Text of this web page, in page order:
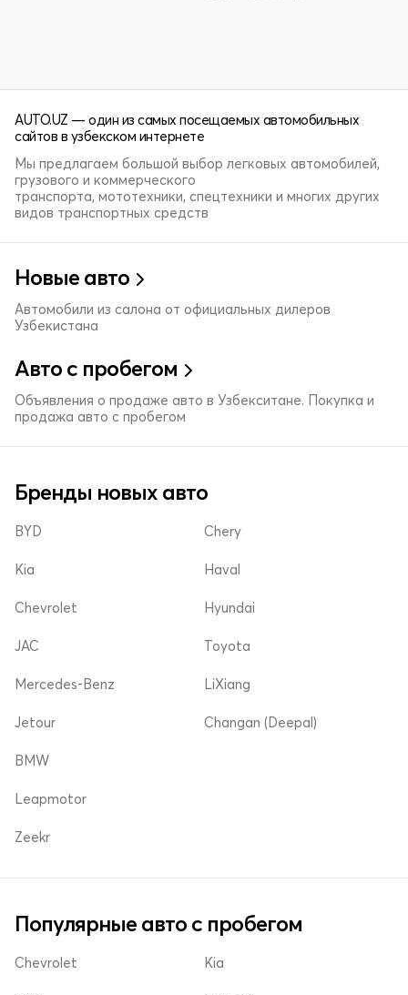
AUTO.UZ — один из самых посещаемых автомобильных
сайтов в узбекском интернете
Мы предлагаем большой выбор легковых автомобилей,
грузового и коммерческого
транспорта, мототехники, спецтехники и многих других
видов транспортных средств
Новые авто
Автомобили из салона от официальных дилеров
Узбекистана
Авто с пробегом
Объявления о продаже авто в Узбекситане. Покупка и
продажа авто с пробегом
Бренды новых авто
BYD
Kia
Chevrolet
Chery
Haval
Hyundai
JAC
Mercedes-Benz
Jetour
Toyota
LiXiang
Changan (Deepal)
BMW
Leapmotor
Zeekr
Популярные авто с пробегом
Chevrolet Kia